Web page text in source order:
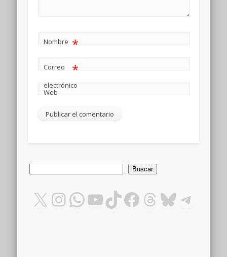
Nombre *
Correo
electrónico
*
Web
Buscar
X Instagram
WhatsApp
YouTube
TikTok
Facebook
Threads
Bluesky